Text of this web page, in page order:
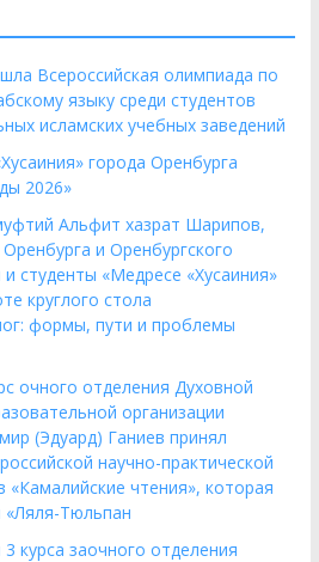
Всероссийская олимпиада по
языку среди студентов
исламских учебных заведений
города Оренбурга
2026»
Альфит хазрат Шарипов,
и Оренбургского
студенты «Медресе «Хусаиния»
круглого стола
формы, пути и проблемы
очного отделения Духовной
организации
(Эдуард) Ганиев принял
научно-практической
«Камалийские чтения», которая
Тюльпан
курса заочного отделения